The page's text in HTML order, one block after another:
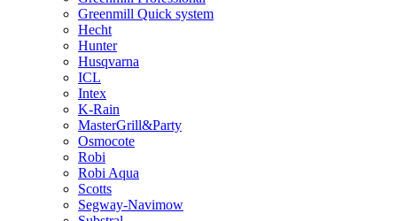
Greenmill Quick system
Hecht
Hunter
Husqvarna
ICL
Intex
K-Rain
MasterGrill&Party
Osmocote
Robi
Robi Aqua
Scotts
Segway-Navimow